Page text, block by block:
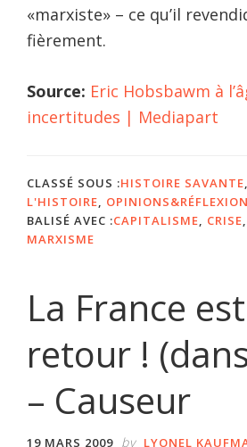
«marxiste» – ce qu’il
fièrement.
Source: Eric Hobsbawm à
incertitudes | Mediapart
CLASSÉ SOUS :HISTOIRE SAVANTE,
L'HISTOIRE,
BALISÉ AVEC :CAPITALISME, CRISE,
MARXISME
La France
retour !
– Causeur
19 MARS 2009 by LYONEL